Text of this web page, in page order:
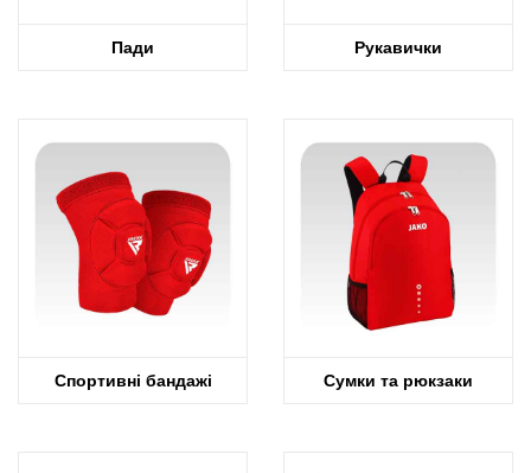
Пади Рукавички
Спортивні бандажі Сумки та рюкзаки